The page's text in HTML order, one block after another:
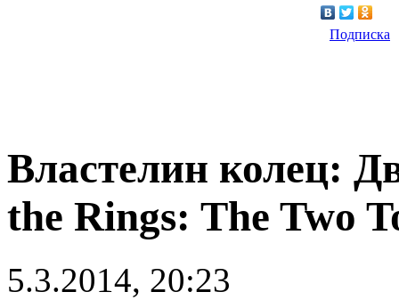
Подписка
Властелин колец:
the Rings: The Two
5.3.2014, 20:23